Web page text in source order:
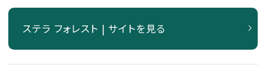
ステラ フォレスト | サイトを見る